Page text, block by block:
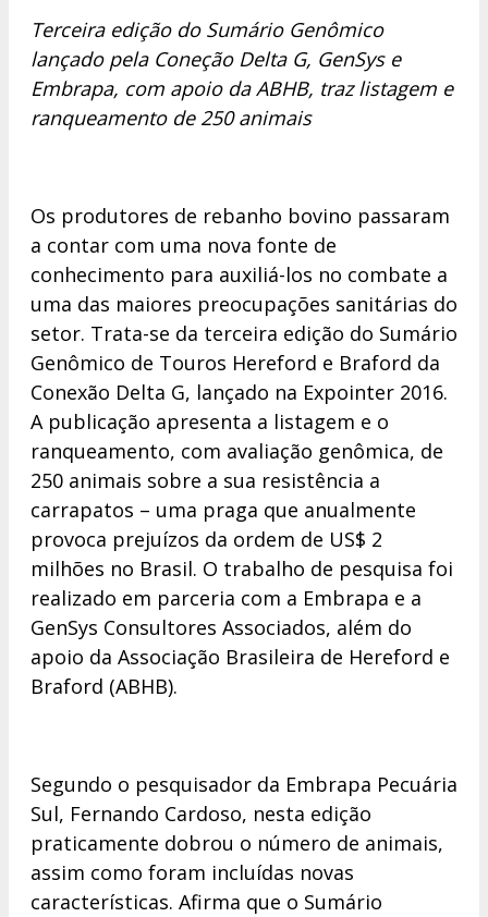
Terceira edição do Sumário Genômico
lançado pela Coneção Delta G, GenSys e
Embrapa, com apoio da ABHB, traz listagem e
ranqueamento de 250 animais
Os produtores de rebanho bovino passaram
a contar com uma nova fonte de
conhecimento para auxiliá-los no combate a
uma das maiores preocupações sanitárias do
setor. Trata-se da terceira edição do Sumário
Genômico de Touros Hereford e Braford da
Conexão Delta G, lançado na Expointer 2016.
A publicação apresenta a listagem e o
ranqueamento, com avaliação genômica, de
250 animais sobre a sua resistência a
carrapatos – uma praga que anualmente
provoca prejuízos da ordem de US$ 2
milhões no Brasil. O trabalho de pesquisa foi
realizado em parceria com a Embrapa e a
GenSys Consultores Associados, além do
apoio da Associação Brasileira de Hereford e
Braford (ABHB).
Segundo o pesquisador da Embrapa Pecuária
Sul, Fernando Cardoso, nesta edição
praticamente dobrou o número de animais,
assim como foram incluídas novas
características. Afirma que o Sumário